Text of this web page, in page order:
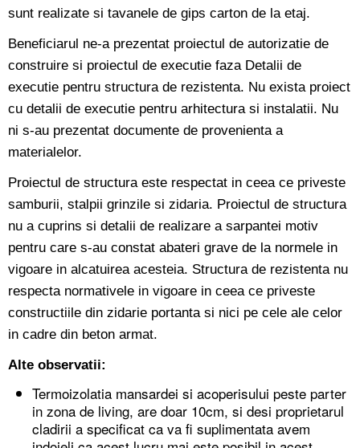
sunt realizate si tavanele de gips carton de la etaj.
Beneficiarul ne-a prezentat proiectul de autorizatie de
construire si proiectul de executie faza Detalii de
executie pentru structura de rezistenta. Nu exista proiect
cu detalii de executie pentru arhitectura si instalatii. Nu
ni s-au prezentat documente de provenienta a
materialelor.
Proiectul de structura este respectat in ceea ce priveste
samburii, stalpii grinzile si zidaria. Proiectul de structura
nu a cuprins si detalii de realizare a sarpantei motiv
pentru care s-au constat abateri grave de la normele in
vigoare in alcatuirea acesteia. Structura de rezistenta nu
respecta normativele in vigoare in ceea ce priveste
constructiile din zidarie portanta si nici pe cele ale celor
in cadre din beton armat.
Alte observatii:
Termoizolatia mansardei si acoperisului peste parter
in zona de living, are doar 10cm, si desi proprietarul
cladirii a specificat ca va fi suplimentata avem